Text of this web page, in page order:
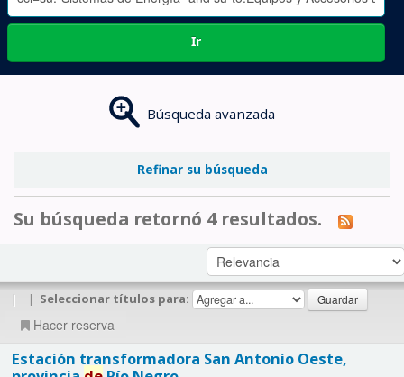
Ir
Búsqueda avanzada
Refinar su búsqueda
Su búsqueda retornó 4 resultados.
| | Seleccionar títulos para:
Hacer reserva
Estación transformadora San Antonio Oeste,